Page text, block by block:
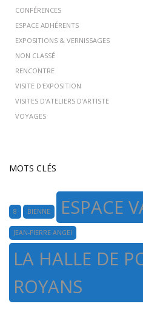
CONFÉRENCES
ESPACE ADHÉRENTS
EXPOSITIONS & VERNISSAGES
NON CLASSÉ
RENCONTRE
VISITE D'EXPOSITION
VISITES D’ATELIERS D’ARTISTE
VOYAGES
MOTS CLÉS
8 BIENNE ESPACE
JEAN-PIERRE ANGEI
LA HALLE DE
ROYANS